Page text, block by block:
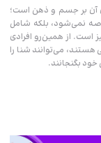
آن بر جسم و ذهن است؛
نمی‌شود، بلکه شامل
است. از همین‌رو افرادی
می‌توانند شنا را
بگنجانند.